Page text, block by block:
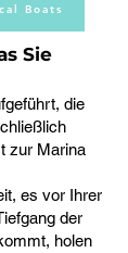
Boats
Sie
die
zur Marina
es vor Ihrer
der
holen